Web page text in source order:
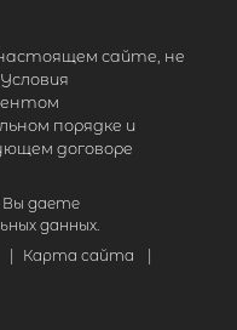
сайте, не
порядке и
договоре
Вы даете
данных.
Карта сайта